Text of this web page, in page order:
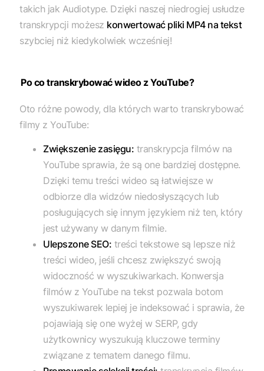
takich jak Audiotype. Dzięki naszej niedrogiej usłudze
transkrypcji możesz konwertować pliki MP4 na tekst
szybciej niż kiedykolwiek wcześniej!
Po co transkrybować wideo z YouTube?
Oto różne powody, dla których warto transkrybować
filmy z YouTube:
Zwiększenie zasięgu: transkrypcja filmów na
YouTube sprawia, że są one bardziej dostępne.
Dzięki temu treści wideo są łatwiejsze w
odbiorze dla widzów niedosłyszących lub
posługujących się innym językiem niż ten, który
jest używany w danym filmie.
Ulepszone SEO: treści tekstowe są lepsze niż
treści wideo, jeśli chcesz zwiększyć swoją
widoczność w wyszukiwarkach. Konwersja
filmów z YouTube na tekst pozwala botom
wyszukiwarek lepiej je indeksować i sprawia, że
pojawiają się one wyżej w SERP, gdy
użytkownicy wyszukują kluczowe terminy
związane z tematem danego filmu.